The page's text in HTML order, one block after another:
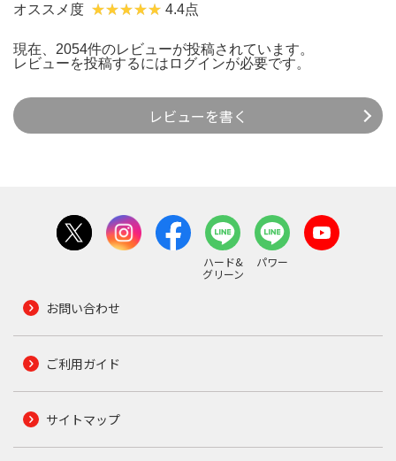
オススメ度 4.4点
現在、2054件のレビューが投稿されています。
レビューを投稿するには ログインが必要です。
レビューを書く
ハード&
グリーン
パワー
お問い合わせ
ご利用ガイド
サイトマップ